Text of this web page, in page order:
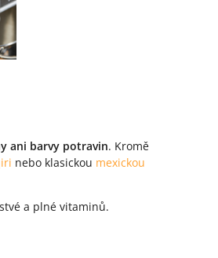
ani barvy potravin. Kromě
nebo klasickou mexickou
a plné vitaminů.